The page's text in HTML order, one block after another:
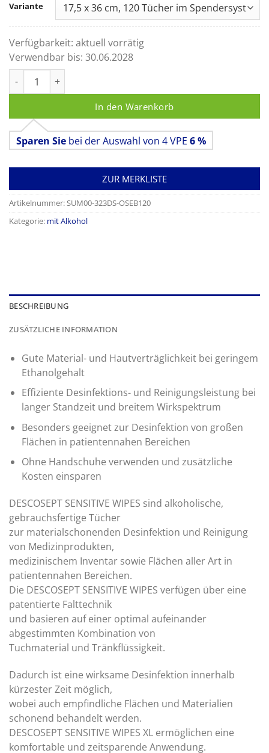
Variante
Verfügbarkeit: aktuell vorrätig
Verwendbar bis: 30.06.2028
In den Warenkorb
Sparen Sie bei der Auswahl von 4 VPE 6 %
ZUR MERKLISTE
Artikelnummer:SUM00-323DS-OSEB120
Kategorie: mit Alkohol
BESCHREIBUNG
ZUSÄTZLICHE INFORMATION
Gute Material- und Hautverträglichkeit bei geringem
Ethanolgehalt
Effiziente Desinfektions- und Reinigungsleistung bei
langer Standzeit und breitem Wirkspektrum
Besonders geeignet zur Desinfektion von großen
Flächen in patientennahen Bereichen
Ohne Handschuhe verwenden und zusätzliche
Kosten einsparen
DESCOSEPT SENSITIVE WIPES sind alkoholische,
gebrauchsfertige Tücher
zur materialschonenden Desinfektion und Reinigung
von Medizinprodukten,
medizinischem Inventar sowie Flächen aller Art in
patientennahen Bereichen.
Die DESCOSEPT SENSITIVE WIPES verfügen über eine
patentierte Falttechnik
und basieren auf einer optimal aufeinander
abgestimmten Kombination von
Tuchmaterial und Tränkflüssigkeit.
Dadurch ist eine wirksame Desinfektion innerhalb
kürzester Zeit möglich,
wobei auch empfindliche Flächen und Materialien
schonend behandelt werden.
DESCOSEPT SENSITIVE WIPES XL ermöglichen eine
komfortable und zeitsparende Anwendung.